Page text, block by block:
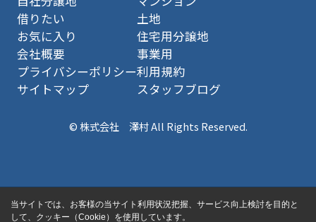
借りたい
お気に入り
会社概要
プライバシーポリシー
サイトマップ
土地
住宅用分譲地
事業用
利用規約
スタッフブログ
© 株式会社 澤村 All Rights Reserved.
当サイトでは、お客様の当サイト利用状況把握、サービス向上検討を目的と
して、クッキー（Cookie）を使用しています。